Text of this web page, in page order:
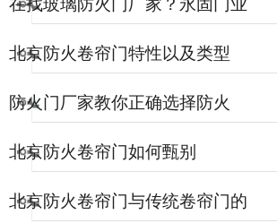
在找玻璃防火门厂家？永固门业
了解一下。
北京防火卷帘门特性以及类型
防火门厂家教你正确选择防火
门？
北京防火卷帘门如何甄别
北京防火卷帘门与传统卷帘门的